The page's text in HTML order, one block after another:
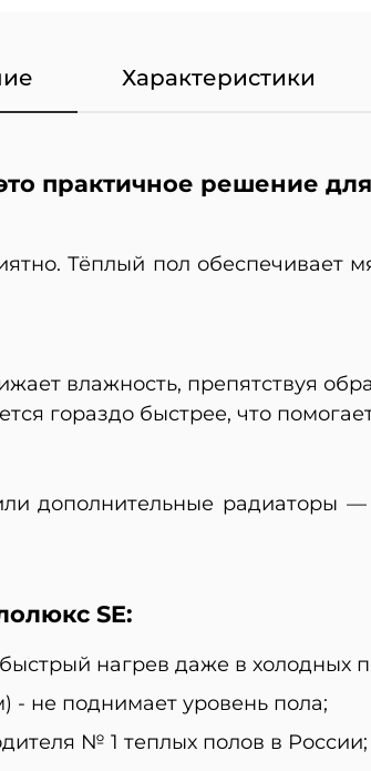
Характеристики
практичное решение
Тёплый пол обеспечивает
влажность, препятствуя
гораздо быстрее, что
дополнительные радиаторы
SE:
нагрев даже в холодных
- не поднимает уровень пола;
№ 1 теплых полов в России;